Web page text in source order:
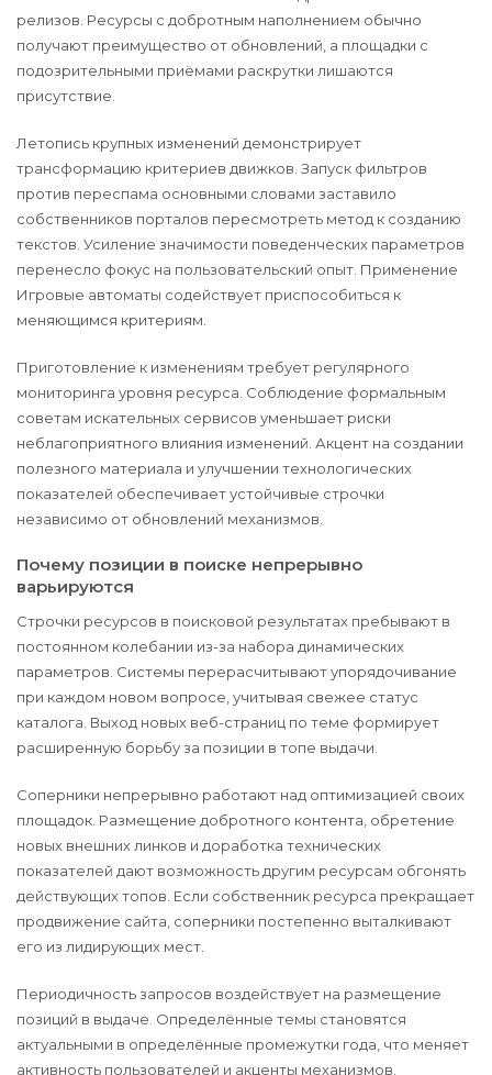
релизов. Ресурсы с добротным наполнением обычно
получают преимущество от обновлений, а площадки с
подозрительными приёмами раскрутки лишаются
присутствие.
Летопись крупных изменений демонстрирует
трансформацию критериев движков. Запуск фильтров
против переспама основными словами заставило
собственников порталов пересмотреть метод к созданию
текстов. Усиление значимости поведенческих параметров
перенесло фокус на пользовательский опыт. Применение
Игровые автоматы содействует приспособиться к
меняющимся критериям.
Приготовление к изменениям требует регулярного
мониторинга уровня ресурса. Соблюдение формальным
советам искательных сервисов уменьшает риски
неблагоприятного влияния изменений. Акцент на создании
полезного материала и улучшении технологических
показателей обеспечивает устойчивые строчки
независимо от обновлений механизмов.
Почему позиции в поиске непрерывно
варьируются
Строчки ресурсов в поисковой результатах пребывают в
постоянном колебании из-за набора динамических
параметров. Системы перерасчитывают упорядочивание
при каждом новом вопросе, учитывая свежее статус
каталога. Выход новых веб-страниц по теме формирует
расширенную борьбу за позиции в топе выдачи.
Соперники непрерывно работают над оптимизацией своих
площадок. Размещение добротного контента, обретение
новых внешних линков и доработка технических
показателей дают возможность другим ресурсам обгонять
действующих топов. Если собственник ресурса прекращает
продвижение сайта, соперники постепенно выталкивают
его из лидирующих мест.
Периодичность запросов воздействует на размещение
позиций в выдаче. Определённые темы становятся
актуальными в определённые промежутки года, что меняет
активность пользователей и акценты механизмов.